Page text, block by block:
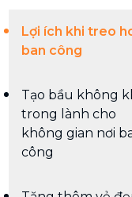
Lợi ích khi treo
ban công
Tạo bầu không
trong lành cho
không gian nơi
công